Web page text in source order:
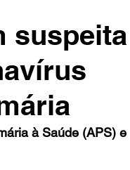
suspeita
à Saúde (APS) e